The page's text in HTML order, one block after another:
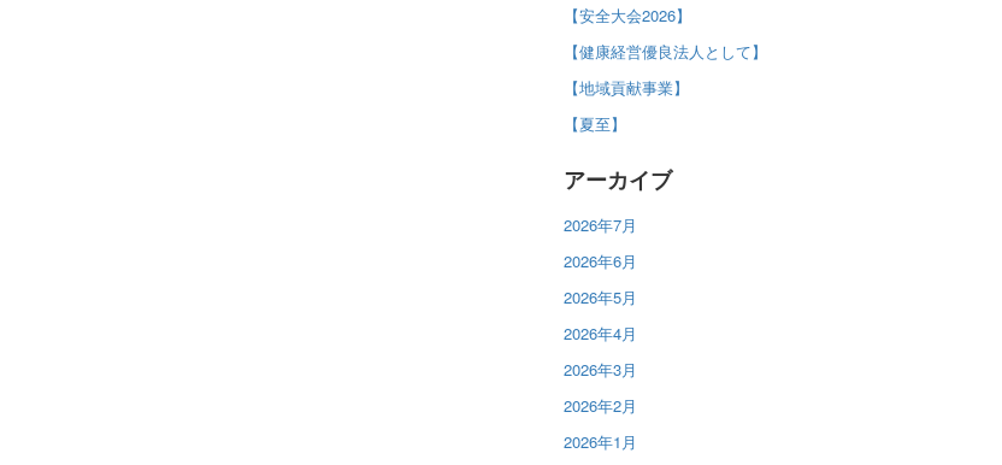
【安全大会2026】
【健康経営優良法人として】
【地域貢献事業】
【夏至】
アーカイブ
2026年7月
2026年6月
2026年5月
2026年4月
2026年3月
2026年2月
2026年1月